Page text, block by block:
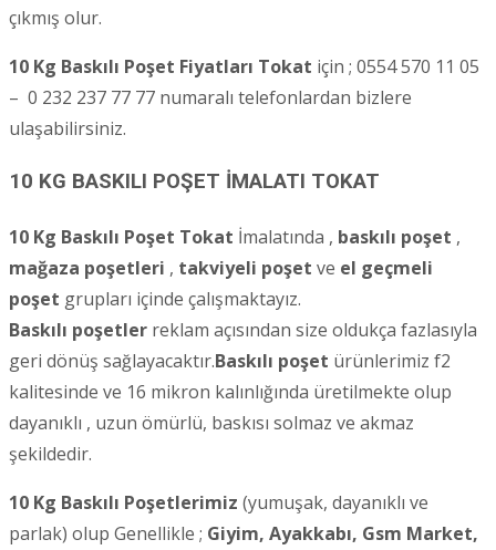
çıkmış olur.
10 Kg Baskılı Poşet Fiyatları Tokat için ; 0554 570 11 05
– 0 232 237 77 77 numaralı telefonlardan bizlere
ulaşabilirsiniz.
10 KG BASKILI POŞET İMALATI TOKAT
10 Kg Baskılı Poşet Tokat İmalatında , baskılı poşet ,
mağaza poşetleri , takviyeli poşet ve el geçmeli
poşet grupları içinde çalışmaktayız.
Baskılı poşetler reklam açısından size oldukça fazlasıyla
geri dönüş sağlayacaktır.Baskılı poşet ürünlerimiz f2
kalitesinde ve 16 mikron kalınlığında üretilmekte olup
dayanıklı , uzun ömürlü, baskısı solmaz ve akmaz
şekildedir.
10 Kg Baskılı Poşetlerimiz (yumuşak, dayanıklı ve
parlak) olup Genellikle ; Giyim, Ayakkabı, Gsm Market,